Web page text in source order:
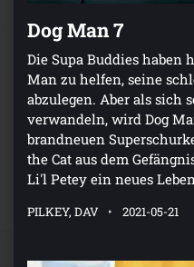
Dog Man 7
Die Supa Buddies haben
Man zu helfen, seine
abzulegen. Aber als sich
verwandeln, wird Dog
brandneuen
the Cat aus dem
Li'l Petey ein neues
PILKEY, DAV 2021-05-21